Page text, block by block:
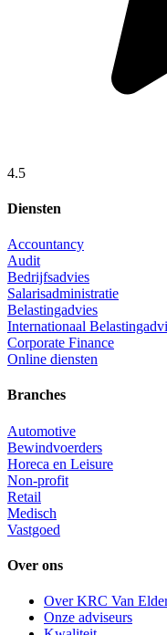
4.5
Diensten
Accountancy
Audit
Bedrijfsadvies
Salarisadministratie
Belastingadvies
Internationaal
Corporate Finance
Online diensten
Branches
Automotive
Bewindvoerders
Horeca en Leisure
Non-profit
Retail
Medisch
Vastgoed
Over ons
Over KRC Van
Onze adviseurs